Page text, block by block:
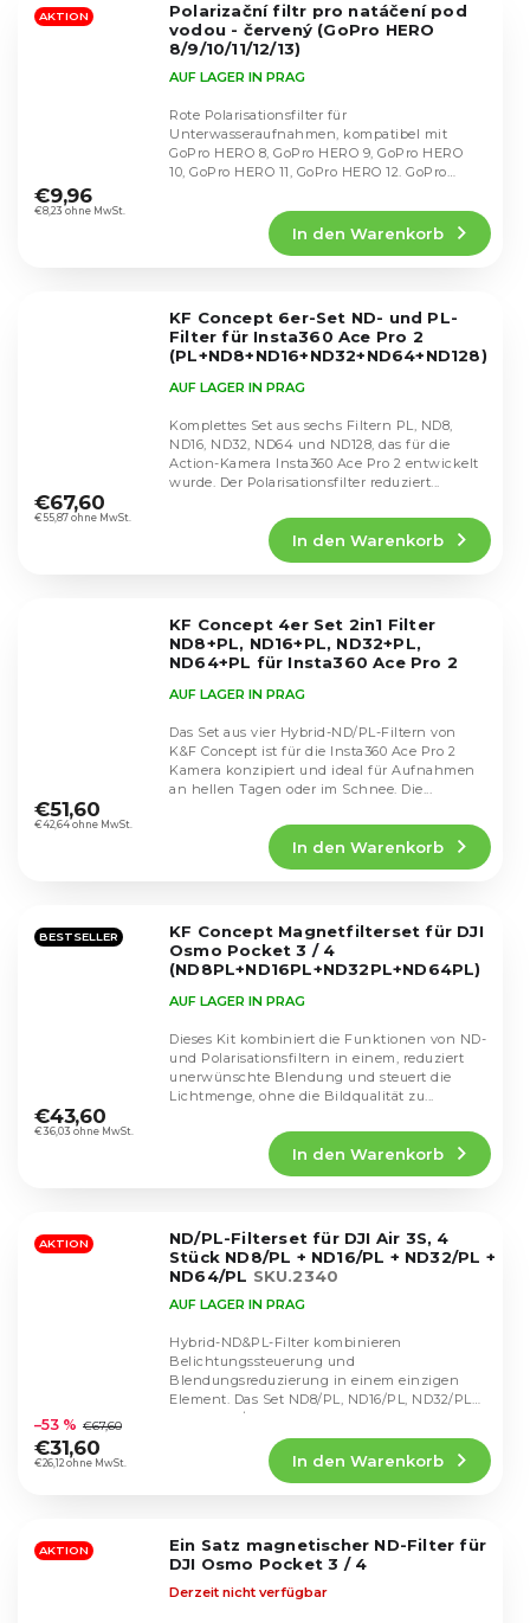
Sternen.
AKTION
Polarizační filtr pro natáčení pod
vodou - červený (GoPro HERO
8/9/10/11/12/13)
durchschnittliche
Produktbewertung
AUF LAGER IN PRAG
€8,23 ohne MwSt.
€9,96
In den Warenkorb
Rote Polarisationsfilter für
Unterwasseraufnahmen, kompatibel mit
GoPro HERO 8, GoPro HERO 9, GoPro HERO
10, GoPro HERO 11, GoPro HERO 12. GoPro
KF Concept 6er-Set ND- und PL-
Filter für Insta360 Ace Pro 2
(PL+ND8+ND16+ND32+ND64+ND128)
durchschnittliche
Produktbewertung
AUF LAGER IN PRAG
€55,87 ohne MwSt.
€67,60
In den Warenkorb
Komplettes Set aus sechs Filtern PL, ND8,
ND16, ND32, ND64 und ND128, das für die
Action-Kamera Insta360 Ace Pro 2 entwickelt
wurde. Der Polarisationsfilter reduziert...
KF Concept 4er Set 2in1 Filter
ND8+PL, ND16+PL, ND32+PL,
ND64+PL für Insta360 Ace Pro 2
durchschnittliche
Produktbewertung
Sternen.
AUF LAGER IN PRAG
€42,64 ohne MwSt.
€51,60
In den Warenkorb
Das Set aus vier Hybrid-ND/PL-Filtern von
K&F Concept ist für die Insta360 Ace Pro 2
Kamera konzipiert und ideal für Aufnahmen
an hellen Tagen oder im Schnee. Die...
BESTSELLER
KF Concept Magnetfilterset für DJI
Osmo Pocket 3 / 4
(ND8PL+ND16PL+ND32PL+ND64PL)
durchschnittliche
Produktbewertung
Sternen.
AUF LAGER IN PRAG
€36,03 ohne MwSt.
€43,60
In den Warenkorb
Dieses Kit kombiniert die Funktionen von ND-
und Polarisationsfiltern in einem, reduziert
unerwünschte Blendung und steuert die
Lichtmenge, ohne die Bildqualität zu...
AKTION
ND/PL-Filterset für DJI Air 3S, 4
Stück ND8/PL + ND16/PL + ND32/PL +
ND64/PL SKU.2340
durchschnittliche
Produktbewertung
ist
Sternen.
AUF LAGER IN PRAG
€26,12 ohne MwSt.
–53 % €67,60
€31,60
In den Warenkorb
Hybrid-ND&PL-Filter kombinieren
Belichtungssteuerung und
Blendungsreduzierung in einem einzigen
Element. Das Set ND8/PL, ND16/PL, ND32/PL
und ND64/PL reduziert das Licht um 3–6...
AKTION
Ein Satz magnetischer ND-Filter für
DJI Osmo Pocket 3 / 4
Derzeit nicht verfügbar